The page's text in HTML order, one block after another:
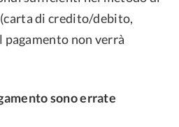
di credito/debito,
non verrà
sono errate